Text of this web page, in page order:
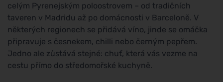
celým Pyrenejským poloostrovem – od tradičních
taveren v Madridu až po domácnosti v Barceloně. V
některých regionech se přidává víno, jinde se omáčka
připravuje s česnekem, chilli nebo černým pepřem.
Jedno ale zůstává stejné: chuť, která vás vezme na
cestu přímo do středomořské kuchyně.